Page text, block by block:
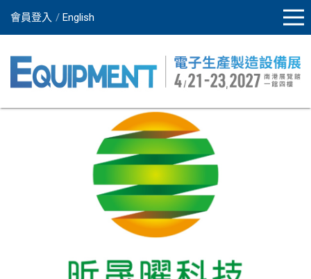
會員登入 English